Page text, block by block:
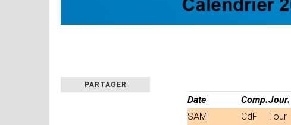
PARTAGER
Date Comp.Jour.
SAM
CdF
Tour